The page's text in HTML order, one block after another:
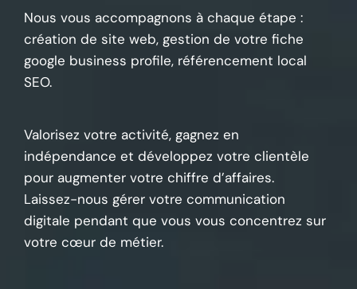
Nous vous accompagnons à chaque étape :
création de site web, gestion de votre fiche
google business profile, référencement local
SEO.
Valorisez votre activité, gagnez en
indépendance et développez votre clientèle
pour augmenter votre chiffre d’affaires.
Laissez-nous gérer votre communication
digitale pendant que vous vous concentrez sur
votre cœur de métier.